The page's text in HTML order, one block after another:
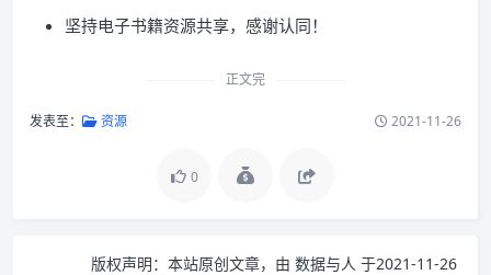
坚持电子书籍资源共享，感谢认同！
正文完
发表至： 资源 2021-11-26
0
版权声明： 本站原创文章，由 数据与人 于2021-11-26